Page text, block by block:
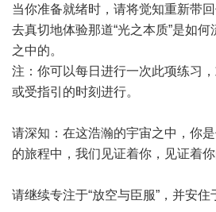
当你准备就绪时，请将觉知重新带
去真切地体验那道“光之本质”是如
之中的。
注：你可以每日进行一次此项练习
或受指引的时刻进行。
请深知：在这浩瀚的宇宙之中，你
的旅程中，我们见证着你，见证着你
请继续专注于“放空与臣服”，并安住